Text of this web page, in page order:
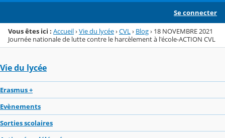
Se connecter
Vous êtes ici : Accueil›Vie du lycée›CVL › Blog› 18 NOVEMBRE 2021
Journée nationale de lutte contre le harcèlement à l'école-ACTION CVL
Vie du lycée
Erasmus +
Evènements
Sorties scolaires